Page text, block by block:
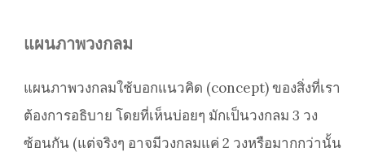
แผนภาพวงกลม
แผนภาพวงกลมใช้บอกแนวคิด (concept) ของสิ่งที่เรา
ต้องการอธิบาย โดยที่เห็นบ่อยๆ มักเป็นวงกลม 3 วง
ซ้อนกัน (แต่จริงๆ อาจมีวงกลมแค่ 2 วงหรือมากกว่านั้น